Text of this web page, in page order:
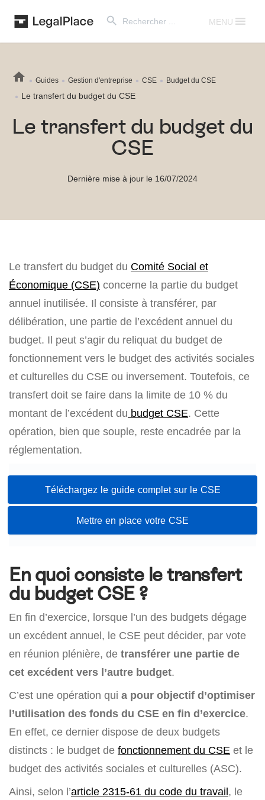
for:
MENU
Guides Gestion d'entreprise CSE Budget du CSE
Le transfert du budget du CSE
Le transfert du budget du
CSE
Dernière mise à jour le 16/07/2024
Le transfert du budget du Comité Social et
Économique (CSE) concerne la partie du budget
annuel inutilisée. Il consiste à transférer, par
délibération, une partie de l’excédent annuel du
budget. Il peut s’agir du reliquat du budget de
fonctionnement vers le budget des activités sociales
et culturelles du CSE ou inversement. Toutefois, ce
transfert doit se faire dans la limite de 10 % du
montant de l’excédent du budget CSE. Cette
opération, bien que souple, reste encadrée par la
réglementation.
Téléchargez le guide complet sur le CSE
Mettre en place votre CSE
En quoi consiste le transfert
du budget CSE ?
En fin d’exercice, lorsque l’un des budgets dégage
un excédent annuel, le CSE peut décider, par vote
en réunion plénière, de transférer une partie de
cet excédent vers l’autre budget.
C’est une opération qui a pour objectif d’optimiser
l’utilisation des fonds du CSE en fin d’exercice.
En effet, ce dernier dispose de deux budgets
distincts : le budget de fonctionnement du CSE et le
budget des activités sociales et culturelles (ASC).
Ainsi, selon l’article 2315-61 du code du travail, le